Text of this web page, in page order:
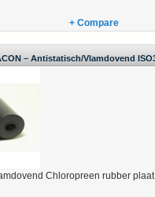
+ Compare
– Antistatisch/Vlamdovend
Chloropreen rubber